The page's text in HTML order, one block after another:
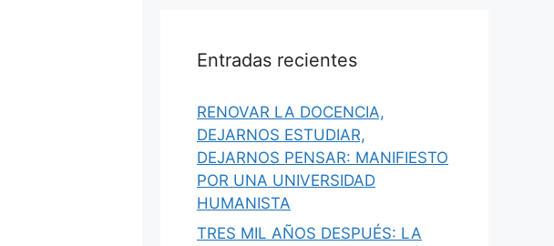
Entradas recientes
RENOVAR LA DOCENCIA,
DEJARNOS ESTUDIAR,
DEJARNOS PENSAR: MANIFIESTO
POR UNA UNIVERSIDAD
HUMANISTA
TRES MIL AÑOS DESPUÉS: LA